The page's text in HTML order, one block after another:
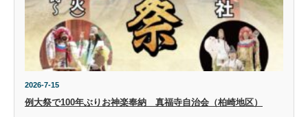
2026-7-15
例大祭で100年ぶりお神楽奉納 真福寺自治会（柏崎地区）